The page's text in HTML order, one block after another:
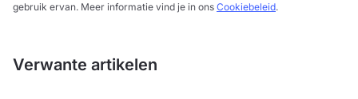
gebruik ervan. Meer informatie vind je in ons Cookiebeleid.
Verwante artikelen